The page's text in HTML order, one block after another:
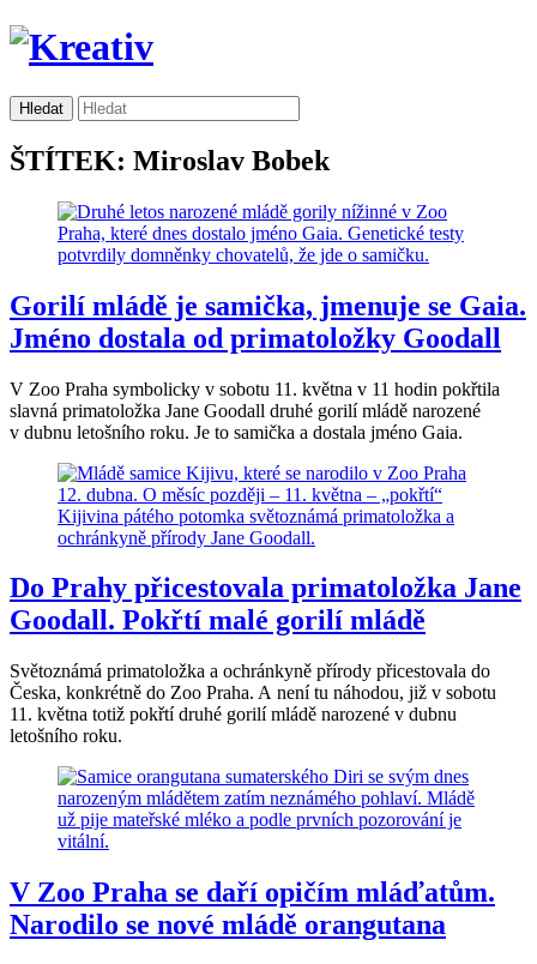
ŠTÍTEK: Miroslav Bobek
Gorilí mládě je samička, jmenuje se Gaia.
Jméno dostala od primatoložky Goodall
V Zoo Praha symbolicky v sobotu 11. května v 11 hodin pokřtila
slavná primatoložka Jane Goodall druhé gorilí mládě narozené
v dubnu letošního roku. Je to samička a dostala jméno Gaia.
Do Prahy přicestovala primatoložka Jane
Goodall. Pokřtí malé gorilí mládě
Světoznámá primatoložka a ochránkyně přírody přicestovala do
Česka, konkrétně do Zoo Praha. A není tu náhodou, již v sobotu
11. května totiž pokřtí druhé gorilí mládě narozené v dubnu
letošního roku.
V Zoo Praha se daří opičím mláďatům.
Narodilo se nové mládě orangutana